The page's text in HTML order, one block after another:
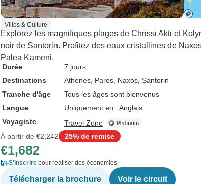
Villes & Culture
Explorez les magnifiques plages de Chrissi Akti et
noir de Santorin. Profitez des eaux cristallines de
Palea Kameni.
Durée
7 jours
Destinations
Athènes , Paros , Naxos , Santorin
Tranche d'âge
Tous les âges sont bienvenus
Langue
Uniquement en : Anglais
Voyagiste
Travel Zone
À partir de €2,242 25% de remise
€1,682
S'inscrire pour réaliser des économies
Télécharger la brochure Voir le circuit